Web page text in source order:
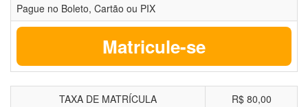
Pague no Boleto, Cartão ou PIX
Matricule-se
TAXA DE MATRÍCULA R$ 80,00